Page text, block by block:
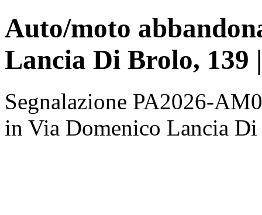
Auto/moto
Lancia Di Brolo, 139
Segnalazione PA2026-
in Via Domenico Lancia